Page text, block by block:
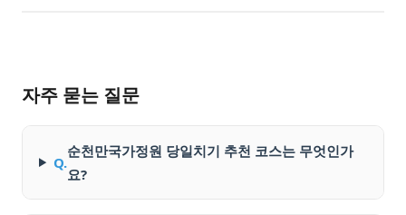
자주 묻는 질문
Q.
순천만국가정원 당일치기 추천 코스는 무엇인가
요?